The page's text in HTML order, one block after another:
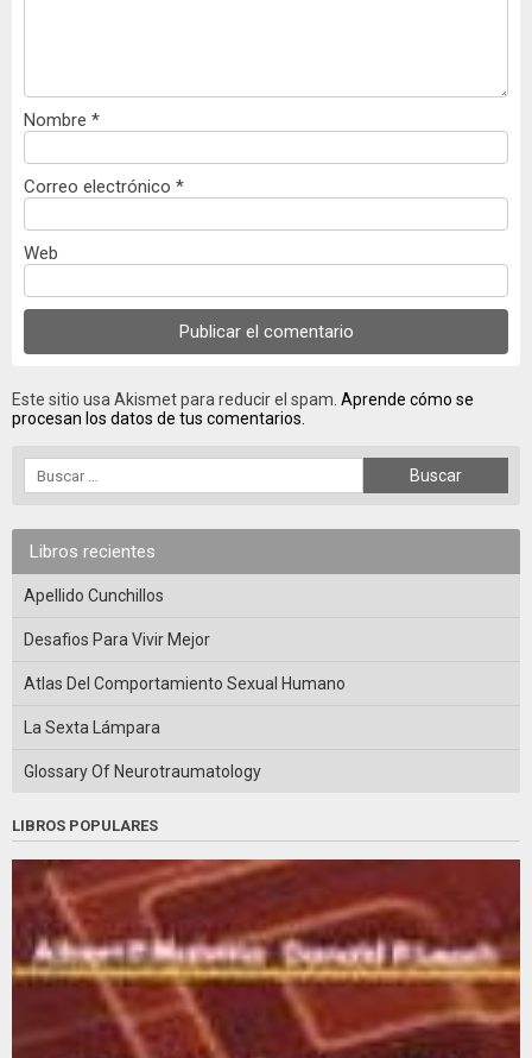
Nombre *
Correo electrónico *
Web
Este sitio usa Akismet para reducir el spam. Aprende cómo se
procesan los datos de tus comentarios.
Libros recientes
Apellido Cunchillos
Desafios Para Vivir Mejor
Atlas Del Comportamiento Sexual Humano
La Sexta Lámpara
Glossary Of Neurotraumatology
LIBROS POPULARES